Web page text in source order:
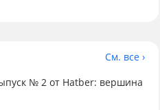
См. все ›
№ 2 от Hatber: вершина